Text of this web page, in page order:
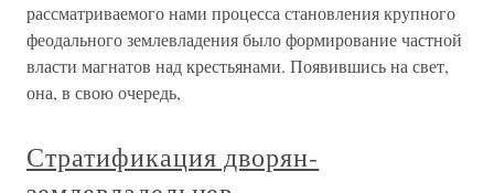
рассматриваемого нами процесса становления крупного
феодального землевладения было формирование частной
власти магнатов над крестьянами. Появившись на свет,
она, в свою очередь,
Стратификация дворян-